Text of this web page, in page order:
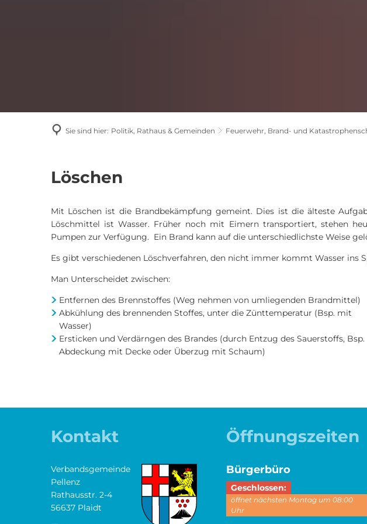
Sie sind hier: Politik, Rathaus & Gemeinden Feuerwehr, Brand- und
LöschenLöschen
Mit Löschen ist die Brandbekämpfung gemeint. Dies ist die älteste
Löschmittel ist Wasser. Früher noch mit Eimern transportiert, stehen
Pumpen zur Verfügung. Ein Brand kann auf die unterschiedlichste Weise
Es gibt verschiedenen Löschverfahren, den nicht immer kommt Wasser ins
Man Unterscheidet zwischen:
Entfernen des Brennstoffes (Weg nehmen von umliegenden Brandmittel)
Abkühlung des brennenden Stoffes, unter die Zünttemperatur (Bsp. mit
Wasser)
Ersticken und Verdärngen des Brandes (durch Entzug des Sauerstoffs, Bsp.
Abdeckung mit Decke oder Überzug mit Schaum)
Kontakt
Verbandsgemeinde
Pellenz
Rathausstr. 2-4
56637 Plaidt
Öffnungszeiten
Bürgerbüro
Klicken, um weitere Öffnungs-
Geschlossen:
öffnet nächsten Montag um 08:00
Uhr